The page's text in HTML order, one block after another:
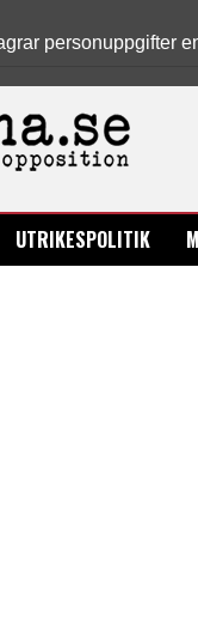
personuppgifter
UTRIKESPOLITIK